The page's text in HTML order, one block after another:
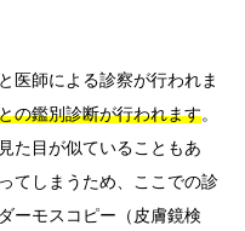
医師による診察が行われま
の鑑別診断が行われます。
た目が似ていることもあ
てしまうため、ここでの診
ーモスコピー（皮膚鏡検